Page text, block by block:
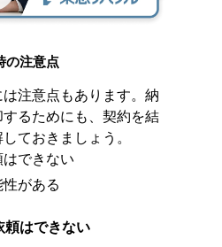
の注意点
注意点もあります。納
るためにも、契約を結
ておきましょう。
できない
がある
頼はできない